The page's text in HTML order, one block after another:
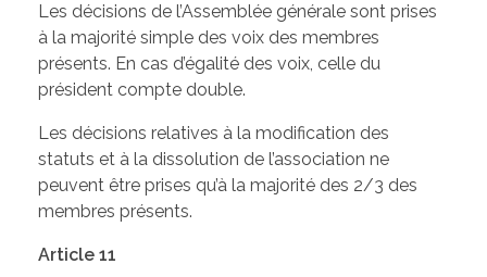
Les décisions de l’Assemblée générale sont prises
à la majorité simple des voix des membres
présents. En cas d’égalité des voix, celle du
président compte double.
Les décisions relatives à la modification des
statuts et à la dissolution de l’association ne
peuvent être prises qu’à la majorité des 2/3 des
membres présents.
Article 11